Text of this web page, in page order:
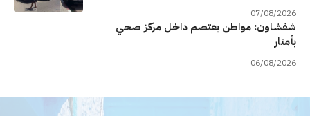
07/08/2026
شفشاون: مواطن يعتصم داخل مركز صحي
بأمتار
06/08/2026